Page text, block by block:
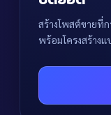
สร้างโพสต์ขายที่
พร้อมโครงสร้าง